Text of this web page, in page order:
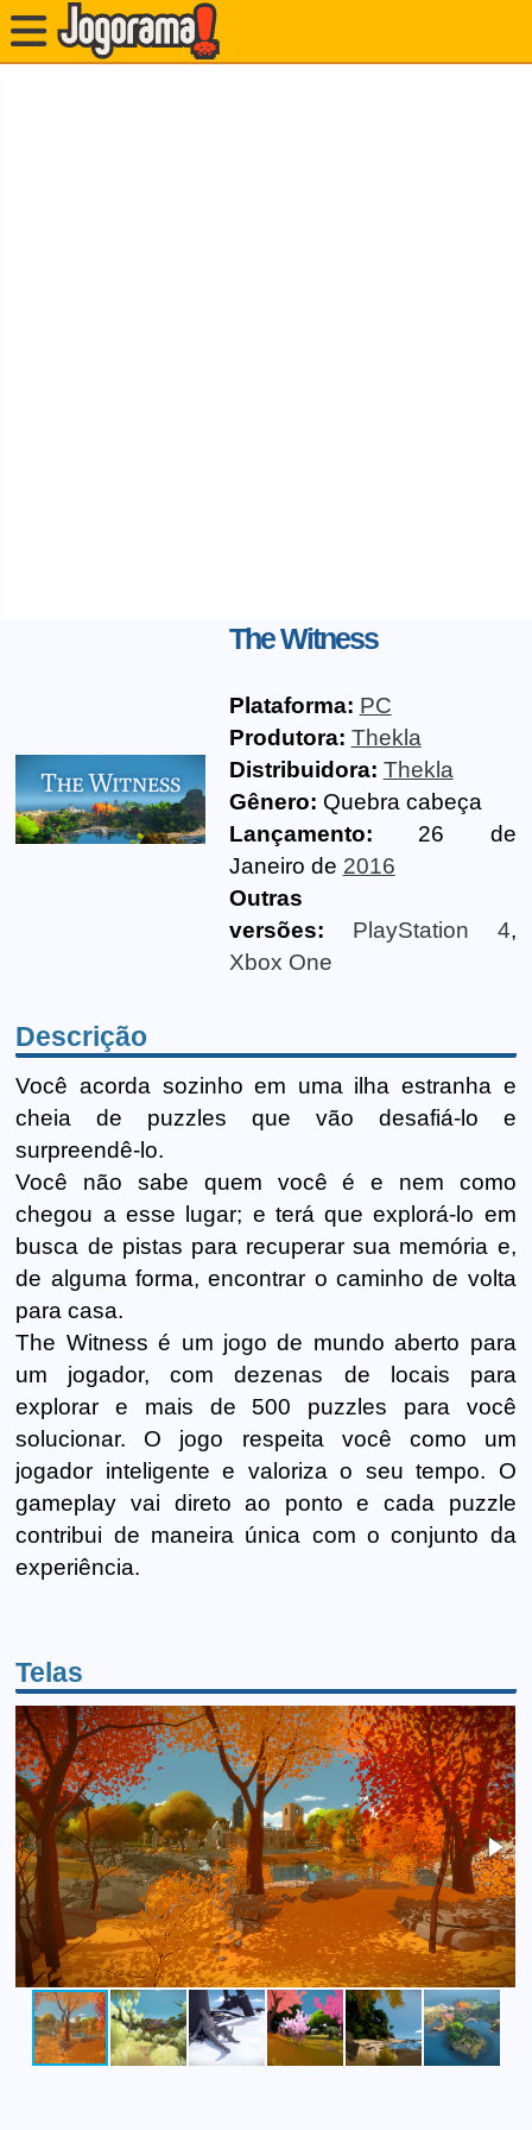
The Witness
Plataforma: PC
Produtora: Thekla
Distribuidora: Thekla
Gênero: Quebra cabeça
Lançamento: 26 de
Janeiro de 2016
Outras
versões:
PlayStation 4,
Xbox One
Descrição
Você acorda sozinho em uma ilha estranha e
cheia de puzzles que vão desafiá-lo e
surpreendê-lo.
Você não sabe quem você é e nem como
chegou a esse lugar; e terá que explorá-lo em
busca de pistas para recuperar sua memória e,
de alguma forma, encontrar o caminho de volta
para casa.
The Witness é um jogo de mundo aberto para
um jogador, com dezenas de locais para
explorar e mais de 500 puzzles para você
solucionar. O jogo respeita você como um
jogador inteligente e valoriza o seu tempo. O
gameplay vai direto ao ponto e cada puzzle
contribui de maneira única com o conjunto da
experiência.
Telas